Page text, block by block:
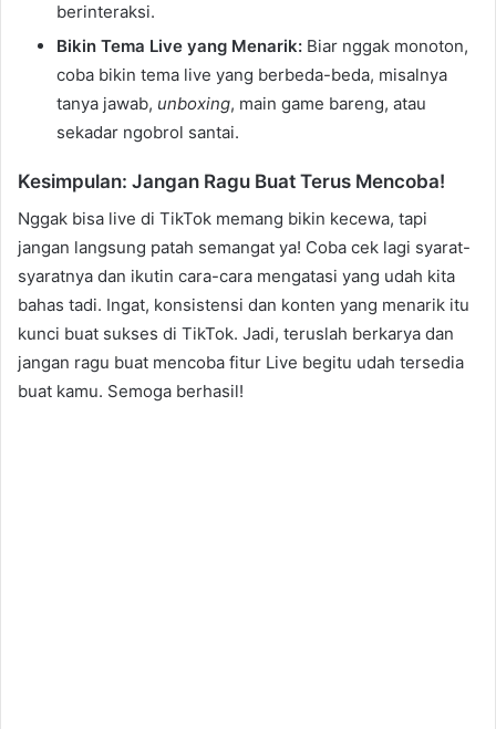
berinteraksi.
Bikin Tema Live yang Menarik: Biar nggak monoton,
coba bikin tema live yang berbeda-beda, misalnya
tanya jawab, unboxing, main game bareng, atau
sekadar ngobrol santai.
Kesimpulan: Jangan Ragu Buat Terus Mencoba!
Nggak bisa live di TikTok memang bikin kecewa, tapi
jangan langsung patah semangat ya! Coba cek lagi syarat-
syaratnya dan ikutin cara-cara mengatasi yang udah kita
bahas tadi. Ingat, konsistensi dan konten yang menarik itu
kunci buat sukses di TikTok. Jadi, teruslah berkarya dan
jangan ragu buat mencoba fitur Live begitu udah tersedia
buat kamu. Semoga berhasil!